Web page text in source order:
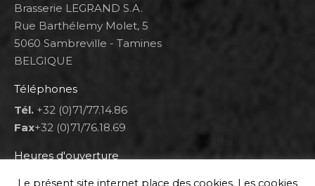
Brasserie LEGRAND S.A.
Rue Barthélemy Molet, 5
5060 Sambreville - Tamines
BELGIQUE
Téléphones
Tél. +32 (0)71/77.14.86
Fax+32 (0)71/76.18.69
Heures d'ouverture
Lun 8h00-12h00 et 12h30-14h30
Le présent site internet place des cookies. Les cookies